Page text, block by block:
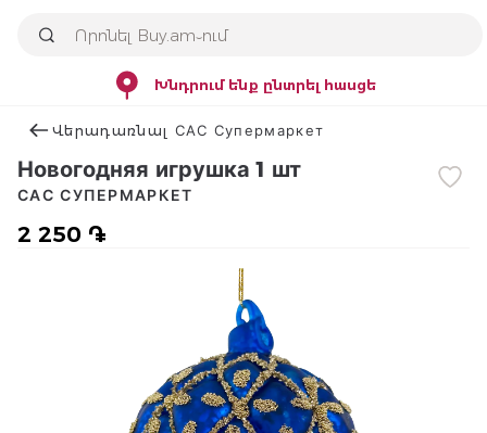
Խնդրում ենք ընտրել հասցե
Վերադառնալ САС Супермаркет
Новогодняя игрушка 1 шт
2 250 ֏
САС СУПЕРМАРКЕТ